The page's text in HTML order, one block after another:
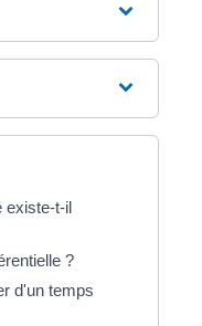
existe-t-il
?
d'un temps